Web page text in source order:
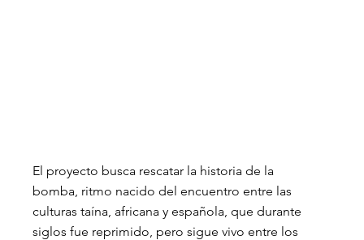
El proyecto busca rescatar la historia de la
bomba, ritmo nacido del encuentro entre las
culturas taína, africana y española, que durante
siglos fue reprimido, pero sigue vivo entre los